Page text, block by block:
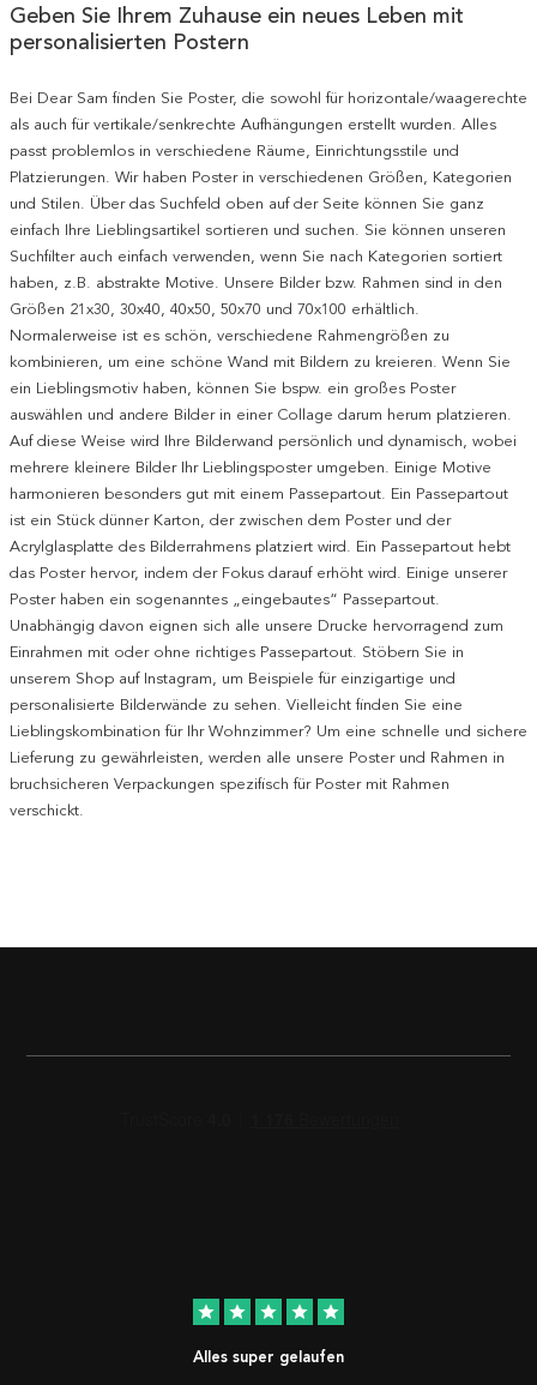
Geben Sie Ihrem Zuhause ein neues Leben mit
personalisierten Postern
Bei Dear Sam finden Sie Poster, die sowohl für horizontale/waagerechte
als auch für vertikale/senkrechte Aufhängungen erstellt wurden. Alles
passt problemlos in verschiedene Räume, Einrichtungsstile und
Platzierungen. Wir haben Poster in verschiedenen Größen, Kategorien
und Stilen. Über das Suchfeld oben auf der Seite können Sie ganz
einfach Ihre Lieblingsartikel sortieren und suchen. Sie können unseren
Suchfilter auch einfach verwenden, wenn Sie nach Kategorien sortiert
haben, z.B. abstrakte Motive. Unsere Bilder bzw. Rahmen sind in den
Größen 21x30, 30x40, 40x50, 50x70 und 70x100 erhältlich.
Normalerweise ist es schön, verschiedene Rahmengrößen zu
kombinieren, um eine schöne Wand mit Bildern zu kreieren. Wenn Sie
ein Lieblingsmotiv haben, können Sie bspw. ein großes Poster
auswählen und andere Bilder in einer Collage darum herum platzieren.
Auf diese Weise wird Ihre Bilderwand persönlich und dynamisch, wobei
mehrere kleinere Bilder Ihr Lieblingsposter umgeben. Einige Motive
harmonieren besonders gut mit einem Passepartout. Ein Passepartout
ist ein Stück dünner Karton, der zwischen dem Poster und der
Acrylglasplatte des Bilderrahmens platziert wird. Ein Passepartout hebt
das Poster hervor, indem der Fokus darauf erhöht wird. Einige unserer
Poster haben ein sogenanntes „eingebautes“ Passepartout.
Unabhängig davon eignen sich alle unsere Drucke hervorragend zum
Einrahmen mit oder ohne richtiges Passepartout. Stöbern Sie in
unserem Shop auf Instagram, um Beispiele für einzigartige und
personalisierte Bilderwände zu sehen. Vielleicht finden Sie eine
Lieblingskombination für Ihr Wohnzimmer? Um eine schnelle und sichere
Lieferung zu gewährleisten, werden alle unsere Poster und Rahmen in
bruchsicheren Verpackungen spezifisch für Poster mit Rahmen
verschickt.
star star star star star
Alles super gelaufen